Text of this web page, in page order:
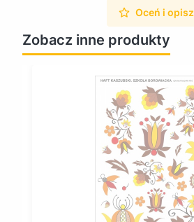
Oceń i opisz
Zobacz inne produkty